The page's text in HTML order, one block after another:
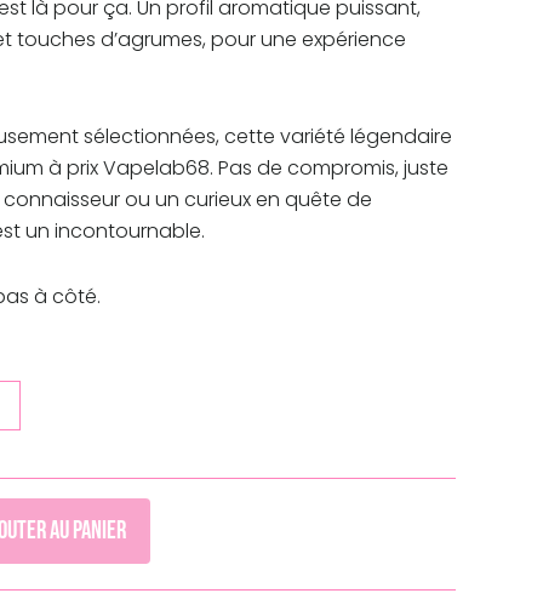
30,00€
là pour ça. Un profil aromatique puissant,
touches d’agrumes, pour une expérience
sélectionnées, cette variété légendaire
à prix Vapelab68. Pas de compromis, juste
ou un curieux en quête de
un incontournable.
à côté.
au panier